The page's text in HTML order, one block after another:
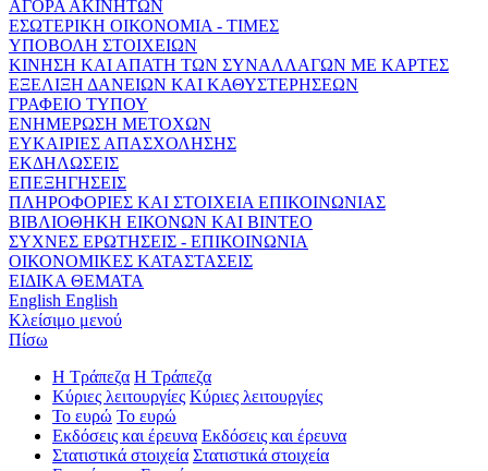
ΑΓΟΡΑ ΑΚΙΝΗΤΩΝ
ΕΣΩΤΕΡΙΚΗ ΟΙΚΟΝΟΜΙΑ - ΤΙΜΕΣ
ΥΠΟΒΟΛΗ ΣΤΟΙΧΕΙΩΝ
ΚΙΝΗΣΗ ΚΑΙ ΑΠΑΤΗ ΤΩΝ ΣΥΝΑΛΛΑΓΩΝ ΜΕ ΚΑΡΤΕΣ
ΕΞΕΛΙΞΗ ΔΑΝΕΙΩΝ ΚΑΙ ΚΑΘΥΣΤΕΡΗΣΕΩΝ
ΓΡΑΦΕΙΟ ΤΥΠΟΥ
ΕΝΗΜΕΡΩΣΗ ΜΕΤΟΧΩΝ
ΕΥΚΑΙΡΙΕΣ ΑΠΑΣΧΟΛΗΣΗΣ
ΕΚΔΗΛΩΣΕΙΣ
ΕΠΕΞΗΓΗΣΕΙΣ
ΠΛΗΡΟΦΟΡΙΕΣ ΚΑΙ ΣΤΟΙΧΕΙΑ ΕΠΙΚΟΙΝΩΝΙΑΣ
ΒΙΒΛΙΟΘΗΚΗ ΕΙΚΟΝΩΝ ΚΑΙ ΒΙΝΤΕΟ
ΣΥΧΝΕΣ ΕΡΩΤΗΣΕΙΣ - ΕΠΙΚΟΙΝΩΝΙΑ
ΟΙΚΟΝΟΜΙΚΕΣ ΚΑΤΑΣΤΑΣΕΙΣ
ΕΙΔΙΚΑ ΘΕΜΑΤΑ
English English
Κλείσιμο μενού
Πίσω
Η Τράπεζα Η Τράπεζα
Κύριες λειτουργίες Κύριες λειτουργίες
Το ευρώ Το ευρώ
Εκδόσεις και έρευνα Εκδόσεις και έρευνα
Στατιστικά στοιχεία Στατιστικά στοιχεία